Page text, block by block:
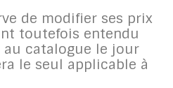
de modifier ses prix
toutefois entendu
catalogue le jour
le seul applicable à